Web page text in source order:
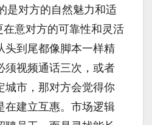
是对方的自然魅力和适
意对方的可靠性和灵活
头到尾都像脚本一样精
须视频通话三次，或者
城市，那对方会觉得你
在建立互惠。市场逻辑